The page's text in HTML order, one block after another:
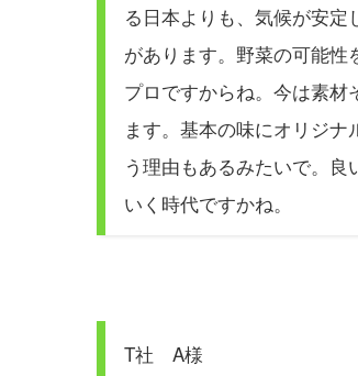
る日本よりも、気候が安
があります。野菜の可能
プロですからね。今は素
ます。基本の味にオリジ
う理由もあるみたいで。
いく時代ですかね。
T社 A様